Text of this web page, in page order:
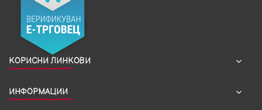
КОРИСНИ ЛИНКОВИ
ИНФОРМАЦИИ